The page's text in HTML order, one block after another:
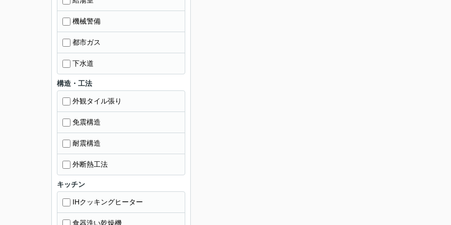
機械警備
都市ガス
下水道
構造・工法
外観タイル張り
免震構造
耐震構造
外断熱工法
キッチン
IHクッキングヒーター
食器洗い乾燥機